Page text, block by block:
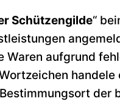
Schützengilde“
Waren aufgrund
handele
der